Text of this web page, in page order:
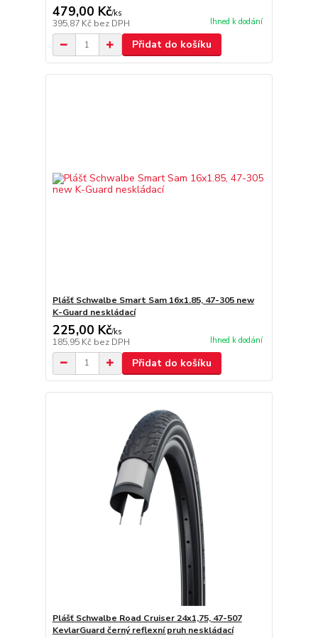
479,00 Kč/ks
395,87 Kč bez DPH Ihned k dodání
Přidat do košíku
Plášť Schwalbe Smart Sam 16x1.85, 47-305 new
K-Guard neskládací
225,00 Kč/ks
185,95 Kč bez DPH Ihned k dodání
Přidat do košíku
Plášť Schwalbe Road Cruiser 24x1,75, 47-507
KevlarGuard černý reflexní pruh neskládací